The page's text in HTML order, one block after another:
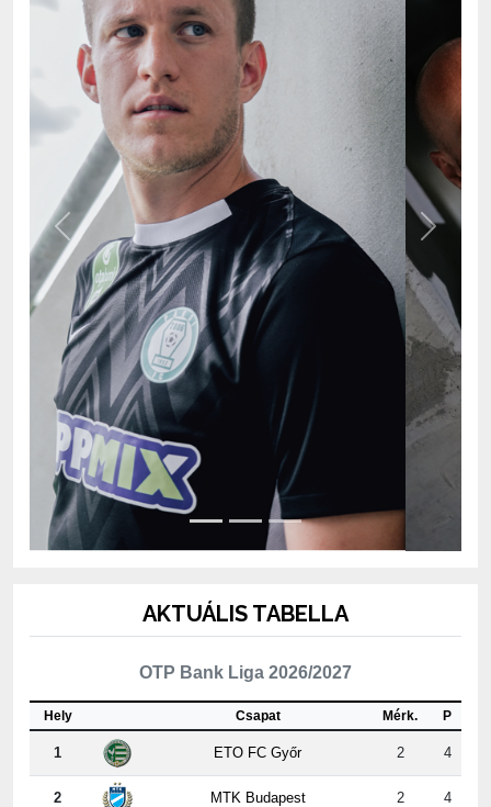
Previous Next
OTP Bank Liga 2026/2027
Csapat
1 ETO FC Győr 2 4
2 MTK Budapest 2 4
3 Kisvárda Master Good 2 4